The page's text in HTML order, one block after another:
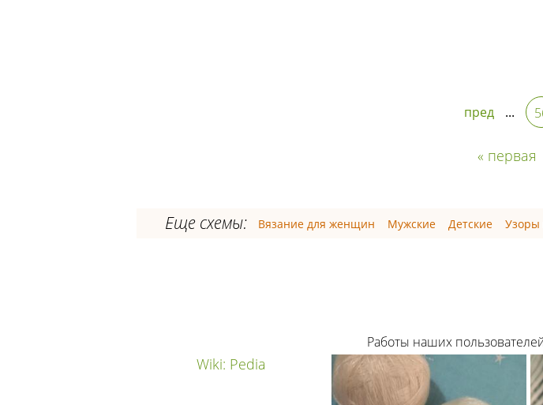
пред ...
« первая
Еще схемы: Вязание для женщин Мужские Детские Узоры
Работы наших
Wiki: Pedia